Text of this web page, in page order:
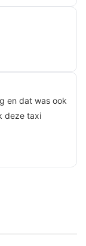
en dat was ook
deze taxi